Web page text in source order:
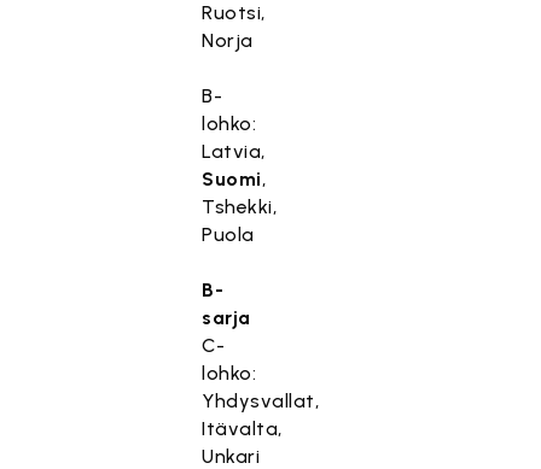
Ruotsi,
Norja
B-
lohko:
Latvia,
Suomi,
Tshekki,
Puola
B-
sarja
C-
lohko:
Yhdysvallat,
Itävalta,
Unkari